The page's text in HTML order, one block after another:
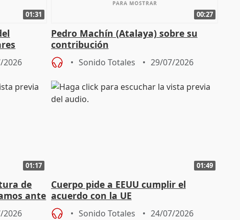
01:31
2026
00:27
Pedro Machín (Atalaya) sobre su
contribución
Sonido Totales 29/07/2026
01:17
de
ante
2026
01:49
Cuerpo pide a EEUU cumplir el
acuerdo con la UE
Sonido Totales 24/07/2026